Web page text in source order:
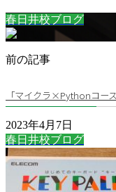
春日井校ブログ
前の記事
「マイクラ×Pythonコー
2023年4月7日
春日井校ブログ